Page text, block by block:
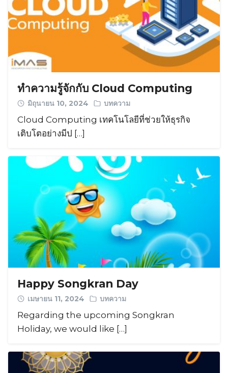
for:
ทำความรู้จักกับ Cloud Computing
มิถุนายน 10, 2024 บทความ
Cloud Computing เทคโนโลยีที่ช่วยให้ธุรกิจ
เติบโตอย่างมีป […]
Happy Songkran Day
เมษายน 11, 2024 บทความ
Regarding the upcoming Songkran
Holiday, we would like […]